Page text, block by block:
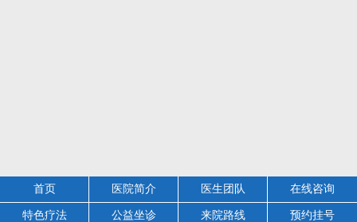
首页 医院简介 医生团队 在线咨询
特色疗法 公益坐诊 来院路线 预约挂号